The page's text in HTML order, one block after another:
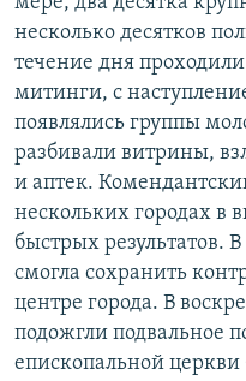
несколько десятков
течение дня
митинги, с
появлялись группы
разбивали витрины,
и аптек.
нескольких городах в
быстрых результатов.
смогла сохранить
центре города. В
подожгли подвальное
епископальной церкви